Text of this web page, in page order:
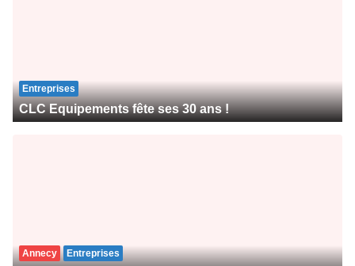
Entreprises
CLC Equipements fête ses 30 ans !
Annecy Entreprises